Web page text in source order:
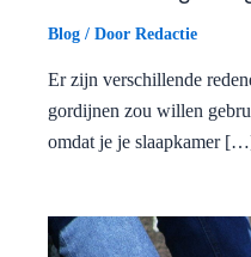
Blog / Door Redactie
Er zijn verschillende
gordijnen zou willen
omdat je je slaapkamer